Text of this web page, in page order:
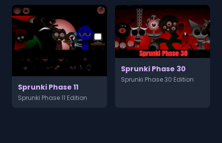
Sprunki Phase 11
Sprunki Phase 11 Edition
Sprunki Phase 30
Sprunki Phase 30 Edition